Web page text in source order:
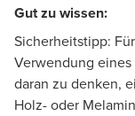
Gut zu wissen:
Sicherheitstipp:
Verwendung eines
daran zu denken,
Holz- oder